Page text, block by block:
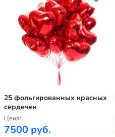
25 фольгированных красных
сердечек
Цена:
7500 руб.